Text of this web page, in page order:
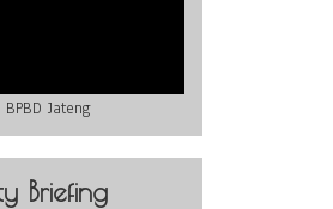
BPBD Jateng
Briefing